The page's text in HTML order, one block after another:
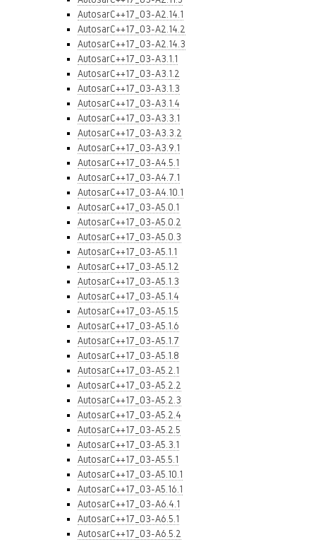
AutosarC++17_03-A2.14.1
AutosarC++17_03-A2.14.2
AutosarC++17_03-A2.14.3
AutosarC++17_03-A3.1.1
AutosarC++17_03-A3.1.2
AutosarC++17_03-A3.1.3
AutosarC++17_03-A3.1.4
AutosarC++17_03-A3.3.1
AutosarC++17_03-A3.3.2
AutosarC++17_03-A3.9.1
AutosarC++17_03-A4.5.1
AutosarC++17_03-A4.7.1
AutosarC++17_03-A4.10.1
AutosarC++17_03-A5.0.1
AutosarC++17_03-A5.0.2
AutosarC++17_03-A5.0.3
AutosarC++17_03-A5.1.1
AutosarC++17_03-A5.1.2
AutosarC++17_03-A5.1.3
AutosarC++17_03-A5.1.4
AutosarC++17_03-A5.1.5
AutosarC++17_03-A5.1.6
AutosarC++17_03-A5.1.7
AutosarC++17_03-A5.1.8
AutosarC++17_03-A5.2.1
AutosarC++17_03-A5.2.2
AutosarC++17_03-A5.2.3
AutosarC++17_03-A5.2.4
AutosarC++17_03-A5.2.5
AutosarC++17_03-A5.3.1
AutosarC++17_03-A5.5.1
AutosarC++17_03-A5.10.1
AutosarC++17_03-A5.16.1
AutosarC++17_03-A6.4.1
AutosarC++17_03-A6.5.1
AutosarC++17_03-A6.5.2